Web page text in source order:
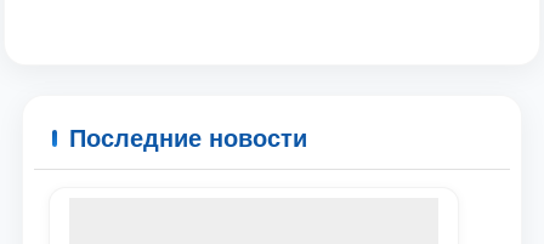
Последние новости